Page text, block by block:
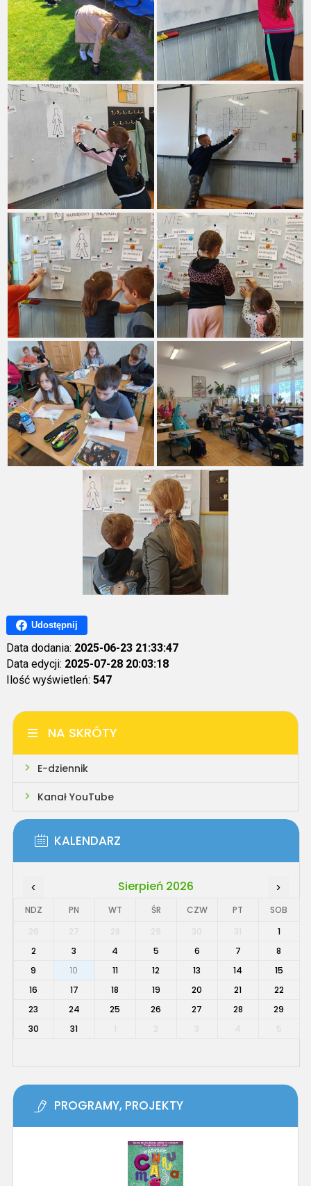
Udostępnij
Data dodania: 2025-06-23 21:33:47
Data edycji: 2025-07-28 20:03:18
Ilość wyświetleń: 547
NA SKRÓTY
E-dziennik
Kanał YouTube
KALENDARZ
‹ Sierpień 2026 ›
NDZ PN WT ŚR CZW PT
SOB
1
2
3 4 5 6 7
8
9
10 11 12 13 14
15
16
17 18 19 20 21
22
23
24 25 26 27 28
29
30
31
PROGRAMY, PROJEKTY